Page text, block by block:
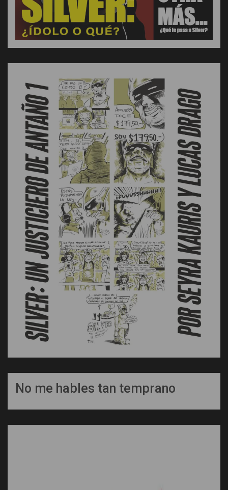
No me hables tan temprano